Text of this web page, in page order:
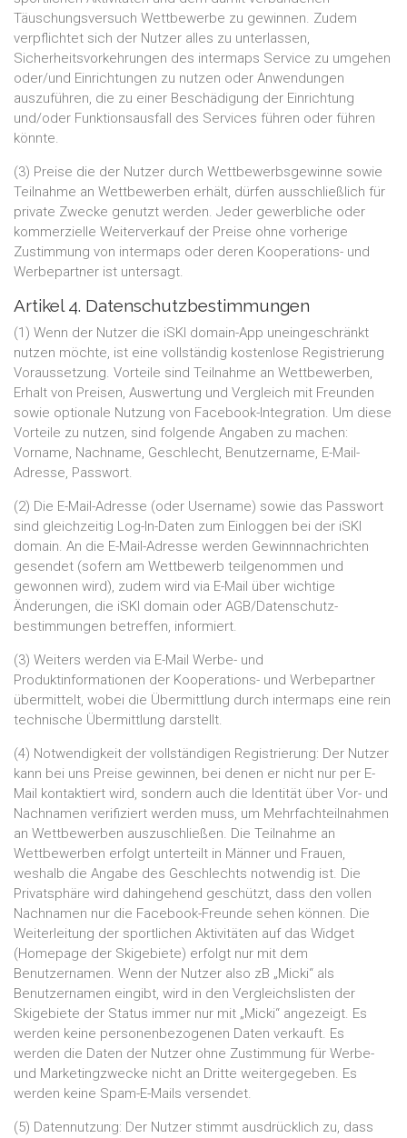
Täuschungsversuch Wettbewerbe zu gewinnen. Zudem
verpflichtet sich der Nutzer alles zu unterlassen,
Sicherheitsvorkehrungen des intermaps Service zu umgehen
oder/und Einrichtungen zu nutzen oder Anwendungen
auszuführen, die zu einer Beschädigung der Einrichtung
und/oder Funktionsausfall des Services führen oder führen
könnte.
(3) Preise die der Nutzer durch Wettbewerbsgewinne sowie
Teilnahme an Wettbewerben erhält, dürfen ausschließlich für
private Zwecke genutzt werden. Jeder gewerbliche oder
kommerzielle Weiterverkauf der Preise ohne vorherige
Zustimmung von intermaps oder deren Kooperations- und
Werbepartner ist untersagt.
Artikel 4. Datenschutzbestimmungen
(1) Wenn der Nutzer die iSKI domain-App uneingeschränkt
nutzen möchte, ist eine vollständig kostenlose Registrierung
Voraussetzung. Vorteile sind Teilnahme an Wettbewerben,
Erhalt von Preisen, Auswertung und Vergleich mit Freunden
sowie optionale Nutzung von Facebook-Integration. Um diese
Vorteile zu nutzen, sind folgende Angaben zu machen:
Vorname, Nachname, Geschlecht, Benutzername, E-Mail-
Adresse, Passwort.
(2) Die E-Mail-Adresse (oder Username) sowie das Passwort
sind gleichzeitig Log-In-Daten zum Einloggen bei der iSKI
domain. An die E-Mail-Adresse werden Gewinnnachrichten
gesendet (sofern am Wettbewerb teilgenommen und
gewonnen wird), zudem wird via E-Mail über wichtige
Änderungen, die iSKI domain oder AGB/Datenschutz-
bestimmungen betreffen, informiert.
(3) Weiters werden via E-Mail Werbe- und
Produktinformationen der Kooperations- und Werbepartner
übermittelt, wobei die Übermittlung durch intermaps eine rein
technische Übermittlung darstellt.
(4) Notwendigkeit der vollständigen Registrierung: Der Nutzer
kann bei uns Preise gewinnen, bei denen er nicht nur per E-
Mail kontaktiert wird, sondern auch die Identität über Vor- und
Nachnamen verifiziert werden muss, um Mehrfachteilnahmen
an Wettbewerben auszuschließen. Die Teilnahme an
Wettbewerben erfolgt unterteilt in Männer und Frauen,
weshalb die Angabe des Geschlechts notwendig ist. Die
Privatsphäre wird dahingehend geschützt, dass den vollen
Nachnamen nur die Facebook-Freunde sehen können. Die
Weiterleitung der sportlichen Aktivitäten auf das Widget
(Homepage der Skigebiete) erfolgt nur mit dem
Benutzernamen. Wenn der Nutzer also zB „Micki“ als
Benutzernamen eingibt, wird in den Vergleichslisten der
Skigebiete der Status immer nur mit „Micki“ angezeigt. Es
werden keine personenbezogenen Daten verkauft. Es
werden die Daten der Nutzer ohne Zustimmung für Werbe-
und Marketingzwecke nicht an Dritte weitergegeben. Es
werden keine Spam-E-Mails versendet.
(5) Datennutzung: Der Nutzer stimmt ausdrücklich zu, dass